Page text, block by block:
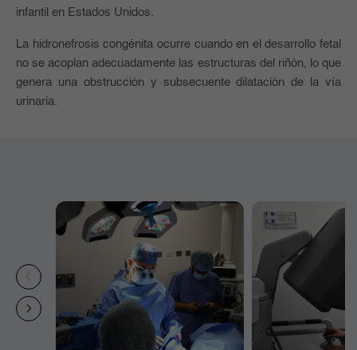
infantil en Estados Unidos.
La hidronefrosis congénita ocurre cuando en el desarrollo fetal
no se acoplan adecuadamente las estructuras del riñón, lo que
genera una obstrucción y subsecuente dilatación de la vía
urinaria.